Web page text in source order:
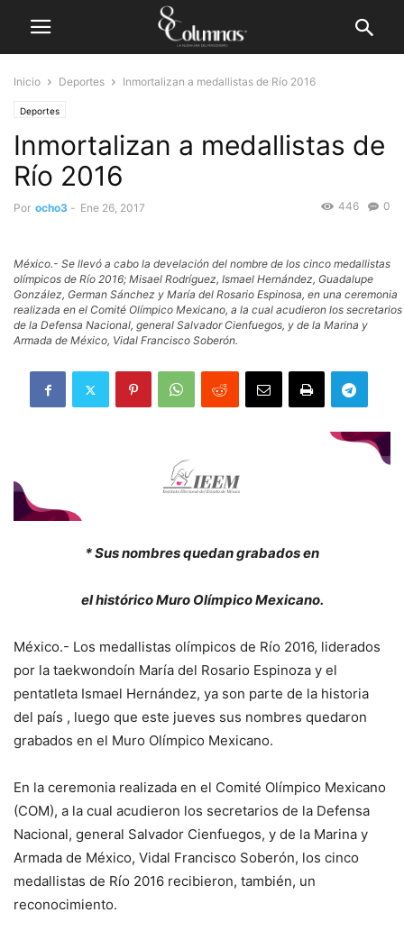
Inicio Deportes Inmortalizan a medallistas de Río 2016
Deportes
Inmortalizan a medallistas de
Río 2016
Por ocho3 - Ene 26, 2017 0
446
México.- Se llevó a cabo la develación del nombre de los cinco medallistas
olímpicos de Río 2016; Misael Rodríguez, Ismael Hernández, Guadalupe
González, German Sánchez y María del Rosario Espinosa, en una ceremonia
realizada en el Comité Olímpico Mexicano, a la cual acudieron los secretarios
de la Defensa Nacional, general Salvador Cienfuegos, y de la Marina y
Armada de México, Vidal Francisco Soberón.
* Sus nombres quedan grabados en
el histórico Muro Olímpico Mexicano.
México.- Los medallistas olímpicos de Río 2016, liderados
por la taekwondoín María del Rosario Espinoza y el
pentatleta Ismael Hernández, ya son parte de la historia
del país , luego que este jueves sus nombres quedaron
grabados en el Muro Olímpico Mexicano.
En la ceremonia realizada en el Comité Olímpico Mexicano
(COM), a la cual acudieron los secretarios de la Defensa
Nacional, general Salvador Cienfuegos, y de la Marina y
Armada de México, Vidal Francisco Soberón, los cinco
medallistas de Río 2016 recibieron, también, un
reconocimiento.